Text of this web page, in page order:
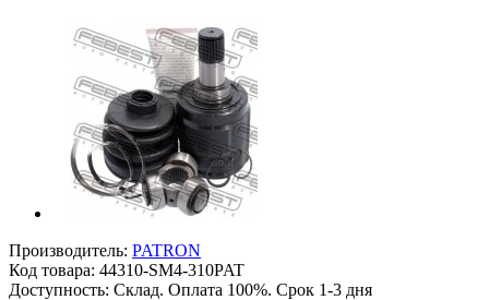
Производитель: PATRON
Код товара: 44310-SM4-310PAT
Доступность: Склад. Оплата 100%. Срок 1-3 дня